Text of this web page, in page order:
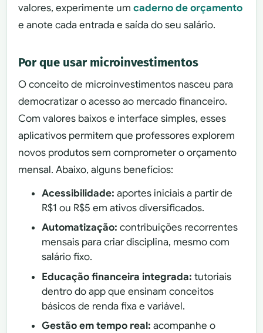
valores, experimente umcaderno de orçamento
e anote cada entrada e saída do seu salário.
Por que usar microinvestimentos
O conceito de microinvestimentos nasceu para
democratizar o acesso ao mercado financeiro.
Com valores baixos e interface simples, esses
aplicativos permitem que professores explorem
novos produtos sem comprometer o orçamento
mensal. Abaixo, alguns benefícios:
Acessibilidade: aportes iniciais a partir de
R$1 ou R$5 em ativos diversificados.
Automatização: contribuições recorrentes
mensais para criar disciplina, mesmo com
salário fixo.
Educação financeira integrada: tutoriais
dentro do app que ensinam conceitos
básicos de renda fixa e variável.
Gestão em tempo real: acompanhe o